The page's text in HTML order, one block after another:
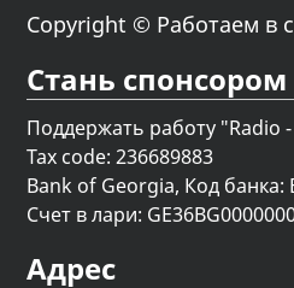
Copyright © Работаем в
Стань спонсором
Поддержать работу "Radio -
Tax code: 236689883
Bank of Georgia, Код банка:
Счет в лари:
Адрес